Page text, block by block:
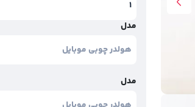
مدل
مدل